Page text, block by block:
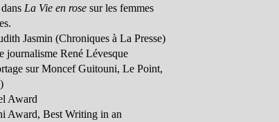
La Vie en rose sur les femmes
Jasmin (Chroniques à La Presse)
journalisme René Lévesque
sur Moncef Guitouni, Le Point,
Award
Award, Best Writing in an